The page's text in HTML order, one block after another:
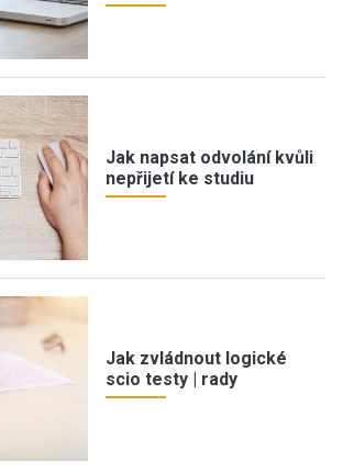
Jak napsat odvolání kvůli
nepřijetí ke studiu
Jak zvládnout logické
scio testy | rady